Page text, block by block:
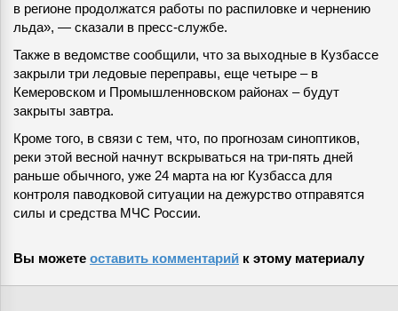
в регионе продолжатся работы по распиловке и чернению
льда», — сказали в пресс-службе.
Также в ведомстве сообщили, что за выходные в Кузбассе
закрыли три ледовые переправы, еще четыре – в
Кемеровском и Промышленновском районах – будут
закрыты завтра.
Кроме того, в связи с тем, что, по прогнозам синоптиков,
реки этой весной начнут вскрываться на три-пять дней
раньше обычного, уже 24 марта на юг Кузбасса для
контроля паводковой ситуации на дежурство отправятся
силы и средства МЧС России.
Вы можете оставить комментарий к этому материалу